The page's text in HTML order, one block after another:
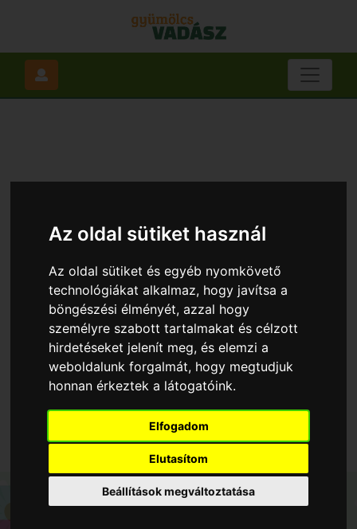
Az oldal sütiket használ
Az oldal sütiket és egyéb nyomkövető
technológiákat alkalmaz, hogy javítsa a
böngészési élményét, azzal hogy
személyre szabott tartalmakat és célzott
hirdetéseket jelenít meg, és elemzi a
weboldalunk forgalmát, hogy megtudjuk
honnan érkeztek a látogatóink.
Elfogadom
Elutasítom
Beállítások megváltoztatása